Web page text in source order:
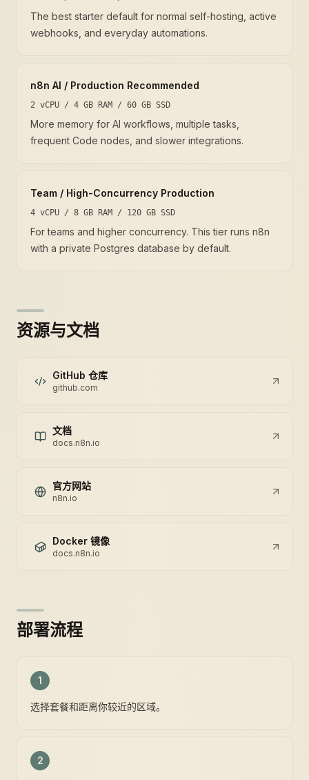
The best starter default for normal self-hosting, active
webhooks, and everyday automations.
n8n AI / Production Recommended
2 vCPU / 4 GB RAM / 60 GB SSD
More memory for AI workflows, multiple tasks,
frequent Code nodes, and slower integrations.
Team / High-Concurrency Production
4 vCPU / 8 GB RAM / 120 GB SSD
For teams and higher concurrency. This tier runs n8n
with a private Postgres database by default.
资源与文档
GitHub 仓库
github.com
文档
docs.n8n.io
官方网站
n8n.io
Docker 镜像
docs.n8n.io
部署流程
1
选择套餐和距离你较近的区域。
2